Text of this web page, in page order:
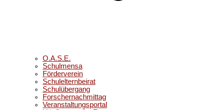
O.A.S.E.
Schulmensa
Förderverein
Schulelternbeirat
Schulübergang
Forschernachmittag
Veranstaltungsportal